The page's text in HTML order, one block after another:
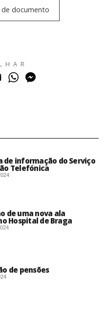
documento
de informação do Serviço
Telefónica
de uma nova ala
Hospital de Braga
de pensões